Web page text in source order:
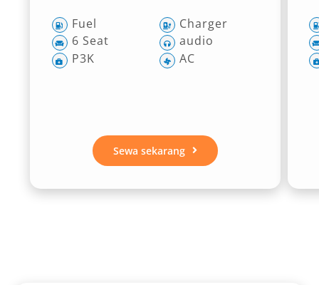
Fuel
6 Seat
P3K
Charger
audio
AC
Sewa sekarang